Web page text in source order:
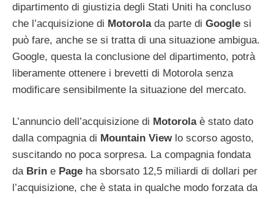
dipartimento di giustizia degli Stati Uniti ha concluso
che l’acquisizione di Motorolada parte di Google si
può fare, anche se si tratta di una situazione ambigua.
Google, questa la conclusione del dipartimento, potrà
liberamente ottenere i brevetti di Motorola senza
modificare sensibilmente la situazione del mercato.
L’annuncio dell’acquisizione di Motorolaè stato dato
dalla compagnia di Mountain View lo scorso agosto,
suscitando no poca sorpresa. La compagnia fondata
da Brin e Page ha sborsato 12,5 miliardi di dollari per
l’acquisizione, che è stata in qualche modo forzata da